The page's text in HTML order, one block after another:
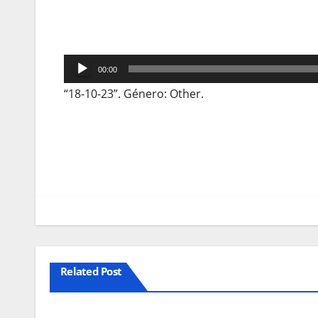
Reprodutor
de
00:00
“18-10-23”. Género: Other.
Related Post